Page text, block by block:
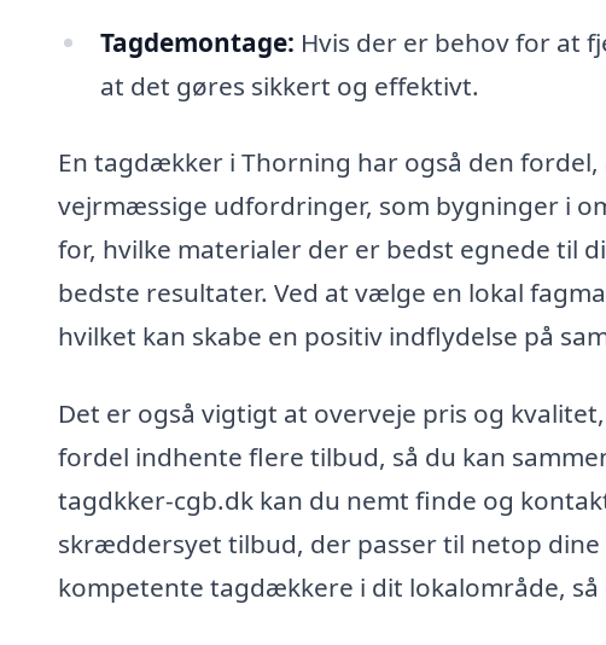
Tagdemontage: Hvis der er behov for at
at det gøres sikkert og effektivt.
En tagdækker i Thorning har også den
vejrmæssige udfordringer, som bygninger i
for, hvilke materialer der er bedst egnede til
bedste resultater. Ved at vælge en lokal
hvilket kan skabe en positiv indflydelse på
Det er også vigtigt at overveje pris og
fordel indhente flere tilbud, så du kan
tagdkker-cgb.dk kan du nemt finde og
skræddersyet tilbud, der passer til netop
kompetente tagdækkere i dit lokalområde,